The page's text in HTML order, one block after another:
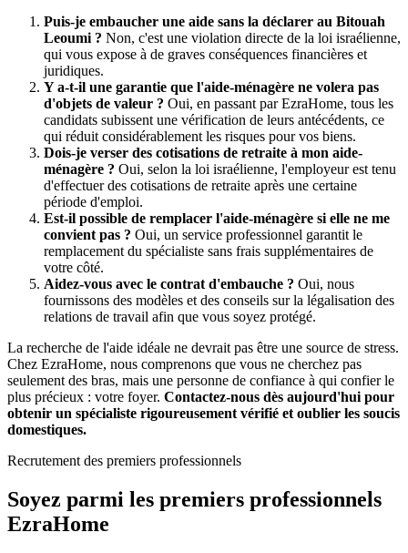
Puis-je embaucher une aide sans la déclarer au Bitouah
Leoumi ? Non, c'est une violation directe de la loi israélienne,
qui vous expose à de graves conséquences financières et
juridiques.
Y a-t-il une garantie que l'aide-ménagère ne volera pas
d'objets de valeur ? Oui, en passant par EzraHome, tous les
candidats subissent une vérification de leurs antécédents, ce
qui réduit considérablement les risques pour vos biens.
Dois-je verser des cotisations de retraite à mon aide-
ménagère ? Oui, selon la loi israélienne, l'employeur est tenu
d'effectuer des cotisations de retraite après une certaine
période d'emploi.
Est-il possible de remplacer l'aide-ménagère si elle ne me
convient pas ? Oui, un service professionnel garantit le
remplacement du spécialiste sans frais supplémentaires de
votre côté.
Aidez-vous avec le contrat d'embauche ? Oui, nous
fournissons des modèles et des conseils sur la légalisation des
relations de travail afin que vous soyez protégé.
La recherche de l'aide idéale ne devrait pas être une source de stress.
Chez EzraHome, nous comprenons que vous ne cherchez pas
seulement des bras, mais une personne de confiance à qui confier le
plus précieux : votre foyer. Contactez-nous dès aujourd'hui pour
obtenir un spécialiste rigoureusement vérifié et oublier les soucis
domestiques.
Recrutement des premiers professionnels
Soyez parmi les premiers professionnels
EzraHome